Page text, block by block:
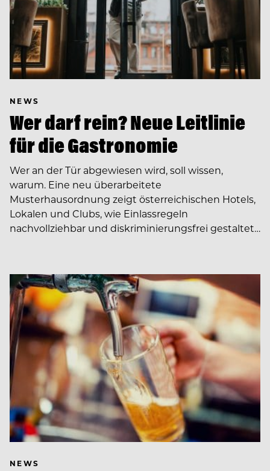
NEWS
Wer darf rein? Neue Leitlinie
für die Gastronomie
Wer an der Tür abgewiesen wird, soll wissen,
warum. Eine neu überarbeitete
Musterhausordnung zeigt österreichischen Hotels,
Lokalen und Clubs, wie Einlassregeln
nachvollziehbar und diskriminierungsfrei gestaltet…
NEWS